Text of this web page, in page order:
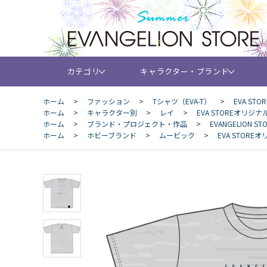
カテゴリ キャラクター・ブランド
ホーム > ファッション > Tシャツ（EVA-T） >
EVA
ホーム
> キャラクター別 > レイ >
EVA STOREオリジ
ホーム
> ブランド・プロジェクト・作品 >
EVANGELION
ホーム
> ホビーブランド > ムービック > EVA STORE